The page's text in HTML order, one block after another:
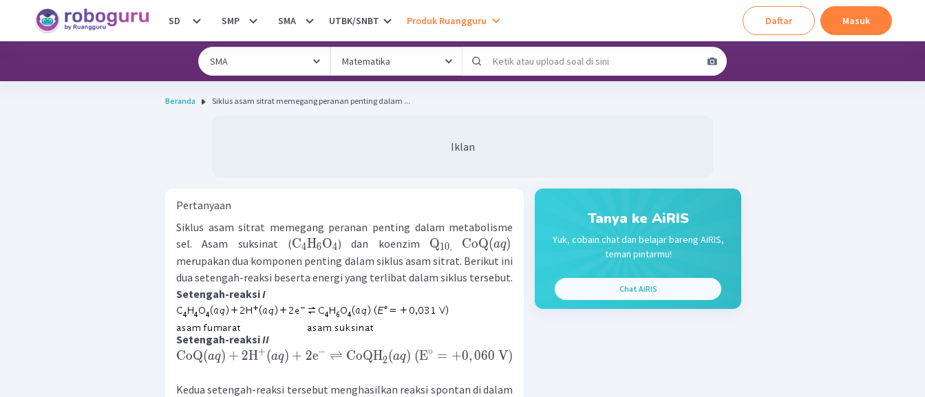
SD SMP SMA UTBK/SNBT Produk Ruangguru Daftar Masuk
Beranda Siklus asam sitrat memegang peranan penting dalam ...
Iklan
Pertanyaan
Siklus asam sitrat memegang peranan penting dalam metabolisme
sel. Asam suksinat (C4H6O4) dan koenzim Q10, CoQ(aq)
merupakan dua komponen penting dalam siklus asam sitrat. Berikut ini
dua setengah-reaksi beserta energi yang terlibat dalam siklus tersebut.
Setengah-reaksiI
Setengah-reaksiII
CoQ(aq) + 2H+(aq) + 2e− ⇌ CoQH2(aq) (E∘ = +0,060 V)
Kedua setengah-reaksi tersebut menghasilkan reaksi spontan di dalam
Tanya ke AiRIS
Yuk, cobain chat dan belajar bareng AiRIS,
teman pintarmu!
Chat AiRIS